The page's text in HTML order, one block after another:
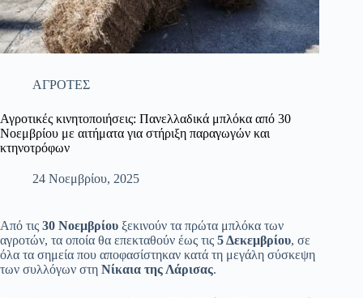
ΑΓΡΟΤΕΣ
Αγροτικές κινητοποιήσεις: Πανελλαδικά μπλόκα από 30
Νοεμβρίου με αιτήματα για στήριξη παραγωγών και
κτηνοτρόφων
24 Νοεμβρίου, 2025
Από τις 30 Νοεμβρίου ξεκινούν τα πρώτα μπλόκα των
αγροτών, τα οποία θα επεκταθούν έως τις 5 Δεκεμβρίου, σε
όλα τα σημεία που αποφασίστηκαν κατά τη μεγάλη σύσκεψη
των συλλόγων στη Νίκαια της Λάρισας.